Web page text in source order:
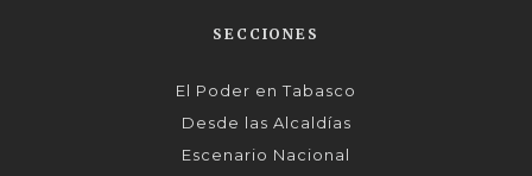
SECCIONES
El Poder en Tabasco
Desde las Alcaldías
Escenario Nacional